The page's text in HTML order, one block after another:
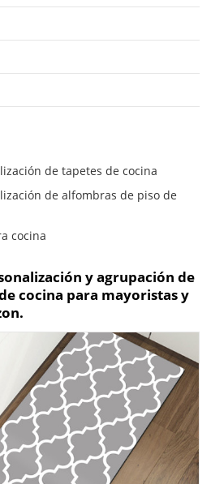
de tapetes de cocina
de alfombras de piso de
cocina
y agrupación de
cocina para mayoristas y